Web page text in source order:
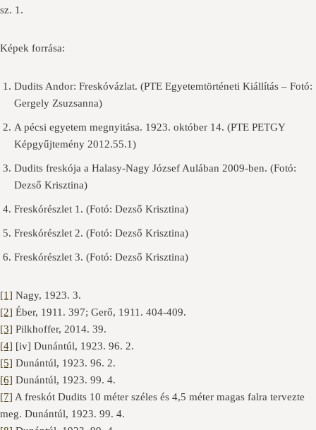
sz. 1.
Képek forrása:
Dudits Andor: Freskóvázlat. (PTE Egyetemtörténeti Kiállítás – Fotó:
Gergely Zsuzsanna)
A pécsi egyetem megnyitása. 1923. október 14. (PTE PETGY
Képgyűjtemény 2012.55.1)
Dudits freskója a Halasy-Nagy József Aulában 2009-ben. (Fotó:
Dezső Krisztina)
Freskórészlet 1. (Fotó: Dezső Krisztina)
Freskórészlet 2. (Fotó: Dezső Krisztina)
Freskórészlet 3. (Fotó: Dezső Krisztina)
[1] Nagy, 1923. 3.
[2] Éber, 1911. 397; Gerő, 1911. 404-409.
[3] Pilkhoffer, 2014. 39.
[4] [iv] Dunántúl, 1923. 96. 2.
[5] Dunántúl, 1923. 96. 2.
[6] Dunántúl, 1923. 99. 4.
[7] A freskót Dudits 10 méter széles és 4,5 méter magas falra tervezte
meg. Dunántúl, 1923. 99. 4.